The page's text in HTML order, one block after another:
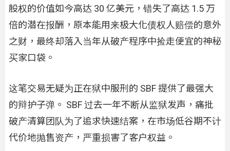
股权的价值如今高达 30 亿美元，错失了高达 1.5 万
倍的潜在报酬，原本能用来极大化债权人赔偿的意外
之财，最终却落入当年从破产程序中捡走便宜的神秘
买家口袋。
这笔交易无疑为正在狱中服刑的 SBF 提供了最强大
的辩护子弹。 SBF 过去一年不断从监狱发声，痛批
破产清算团队为了追求快速结案，在市场低谷期不计
代价地抛售资产，严重损害了客户权益。